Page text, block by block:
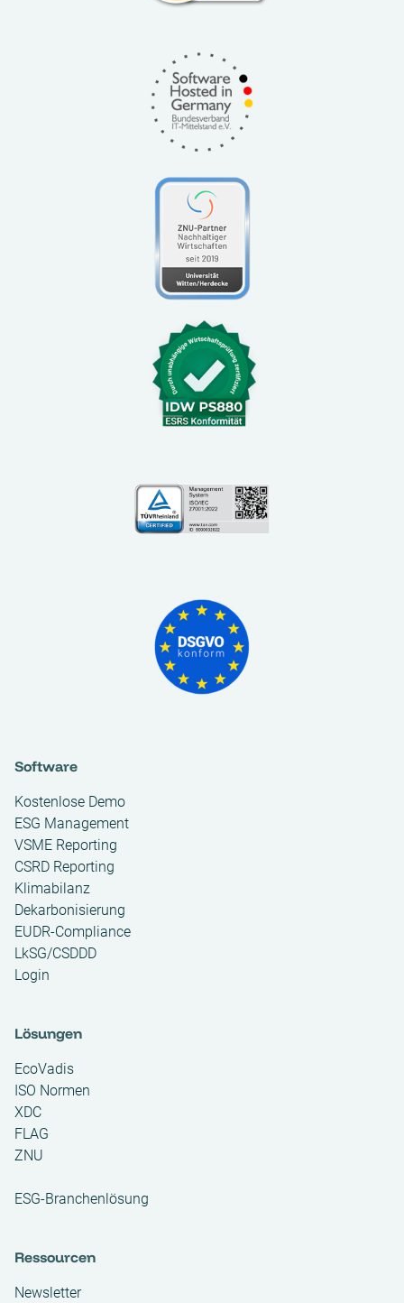
Software
Kostenlose Demo
ESG Management
VSME Reporting
CSRD Reporting
Klimabilanz
Dekarbonisierung
EUDR-Compliance
LkSG/CSDDD
Login
Lösungen
EcoVadis
ISO Normen
XDC
FLAG
ZNU
ESG-Branchenlösung
Ressourcen
Newsletter